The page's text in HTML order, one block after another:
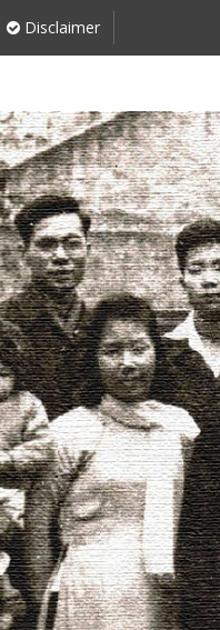
Disclaimer